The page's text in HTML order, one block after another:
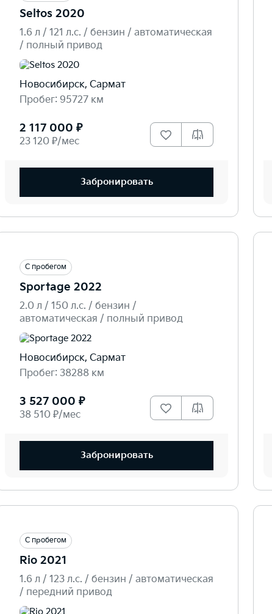
Seltos 2020
1.6 л / 121 л.c. / бензин / автоматическая
/ полный привод
Новосибирск, Сармат
Пробег: 95727 км
2 117 000 ₽
23 120 ₽/мес
Забронировать
С пробегом
Sportage 2022
2.0 л / 150 л.c. / бензин /
автоматическая / полный привод
Новосибирск, Сармат
Пробег: 38288 км
3 527 000 ₽
38 510 ₽/мес
Забронировать
С пробегом
Rio 2021
1.6 л / 123 л.c. / бензин / автоматическая
/ передний привод